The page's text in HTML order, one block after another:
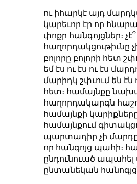
ու իհարկէ այդ
կարեւոր էր որ
փոքր հանգոյցներ։ չէ՞
հաղորդակցութիւնը
բոլորը բոլորի հետ
եմ էս ու էս ու էս
մարիդկ շփւում են
հետ։ համայնքը
հաղորդակարգն
համայնքի
համայնքում
պարտադիր չի մարդը
որ հանգոյց պահի։
ընդունուած ապահել
ընտանեկան